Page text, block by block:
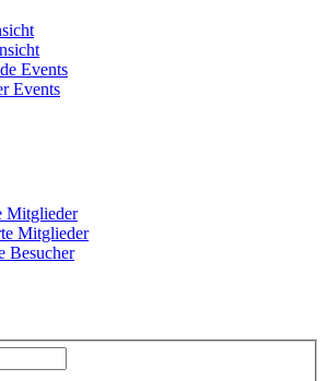
Events
Events
Mitglieder
Mitglieder
Besucher